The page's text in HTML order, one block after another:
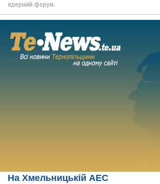
ядерний форум.
На Хмельницькій АЕС